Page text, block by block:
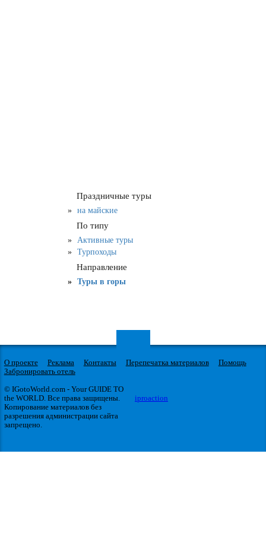
Праздничные туры
на майские
По типу
Активные туры
Турпоходы
Направление
Туры в горы
О проекте Реклама Контакты Перепечатка материалов
Помощь
Забронировать отель
© IGotoWorld.com - Your GUIDE TO
the WORLD. Все права защищены.
Копирование материалов без
разрешения администрации сайта
запрещено.
iproaction